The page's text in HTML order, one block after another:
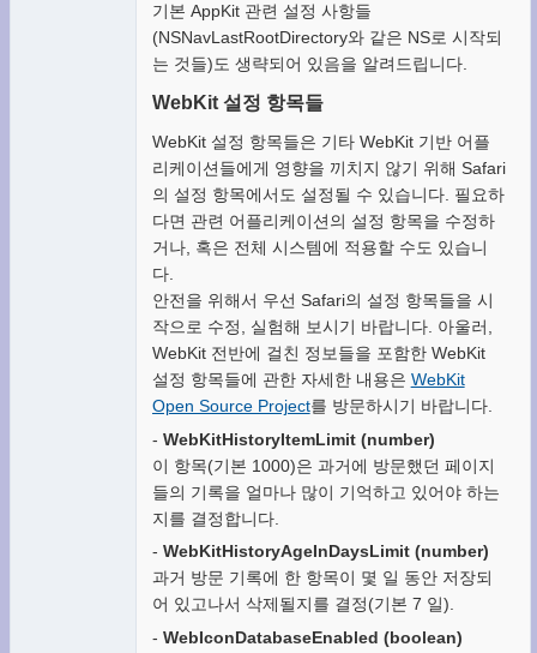
기본 AppKit 관련 설정 사항들
(NSNavLastRootDirectory와 같은 NS로 시작되
는 것들)도 생략되어 있음을 알려드립니다.
WebKit 설정 항목들
WebKit 설정 항목들은 기타 WebKit 기반 어플
리케이션들에게 영향을 끼치지 않기 위해 Safari
의 설정 항목에서도 설정될 수 있습니다. 필요하
다면 관련 어플리케이션의 설정 항목을 수정하
거나, 혹은 전체 시스템에 적용할 수도 있습니
다.
안전을 위해서 우선 Safari의 설정 항목들을 시
작으로 수정, 실험해 보시기 바랍니다. 아울러,
WebKit 전반에 걸친 정보들을 포함한 WebKit
설정 항목들에 관한 자세한 내용은 WebKit
Open Source Project를 방문하시기 바랍니다.
- WebKitHistoryItemLimit (number)
이 항목(기본 1000)은 과거에 방문했던 페이지
들의 기록을 얼마나 많이 기억하고 있어야 하는
지를 결정합니다.
- WebKitHistoryAgeInDaysLimit (number)
과거 방문 기록에 한 항목이 몇 일 동안 저장되
어 있고나서 삭제될지를 결정(기본 7 일).
- WebIconDatabaseEnabled (boolean)